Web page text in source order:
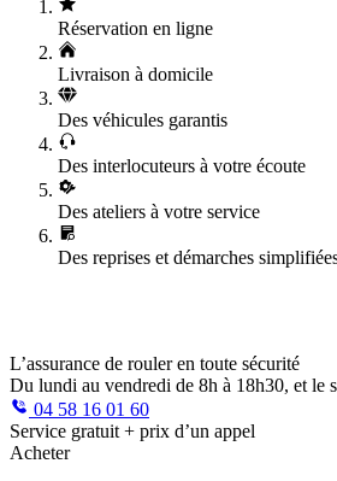
Réservation en ligne
Livraison à domicile
Des véhicules garantis
Des interlocuteurs à votre écoute
Des ateliers à votre service
Des reprises et démarches
L’assurance de rouler en toute sécurité
Du lundi au vendredi de 8h à 18h30, et le
04 58 16 01 60
Service gratuit + prix d’un appel
Acheter